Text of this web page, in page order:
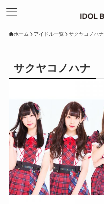
ホーム アイドル一覧 サクヤコノハナ
サクヤコノハナ